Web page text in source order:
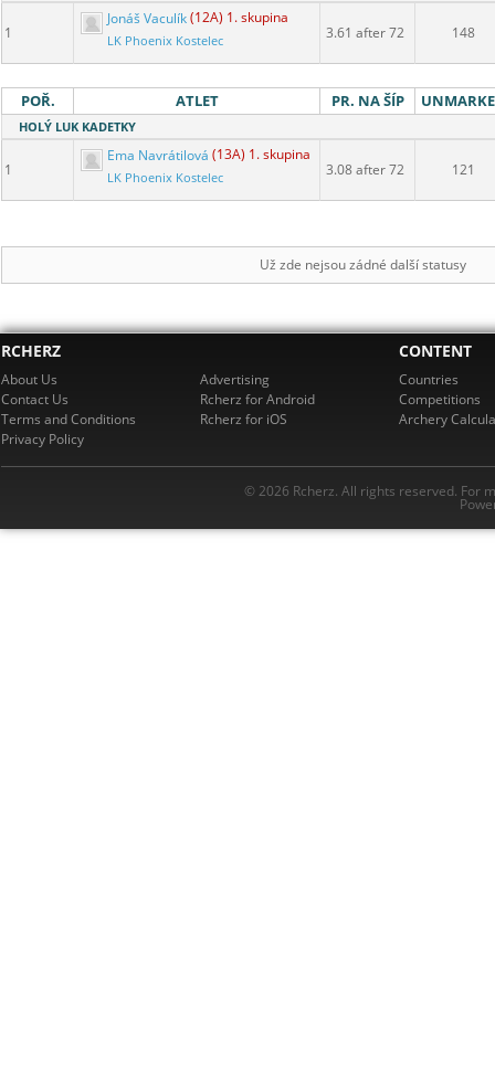
1
Jonáš Vaculík(12A) 1. skupina
LK Phoenix Kostelec 3.61 after 72 148
POŘ. ATLET PR. NA ŠÍP
HOLÝ LUK KADETKY
1
Ema Navrátilová (13A) 1. skupina
LK Phoenix Kostelec 3.08 after 72 121
Už zde nejsou zádné další statusy
RCHERZ
About Us
Contact Us
Terms and Conditions
Privacy Policy
Advertising
Rcherz for Android
Rcherz for iOS
CONTENT
Countries
Competitions
Archery
© 2026 Rcherz. All rights reserved. For